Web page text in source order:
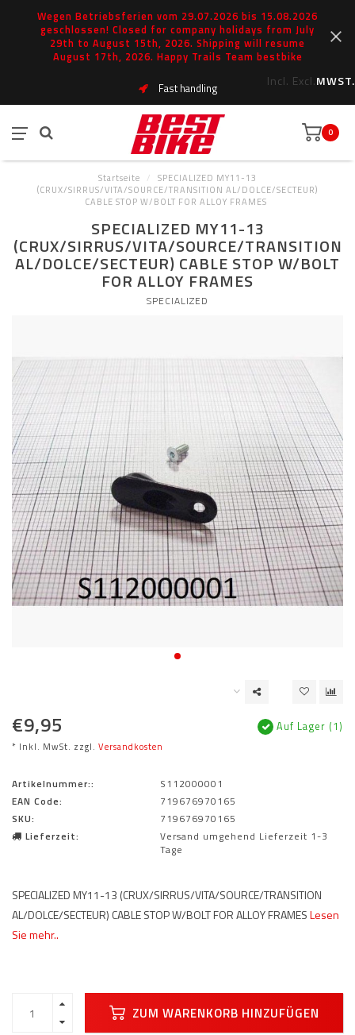
Wegen Betriebsferien vom 29.07.2026 bis 15.08.2026
geschlossen! Closed for company holidays from July
29th to August 15th, 2026. Shipping will resume
August 17th, 2026. Happy Trails Team bestbike
Incl. Excl.MWST.
Fast handling
0
Startseite /
SPECIALIZED MY11-13
(CRUX/SIRRUS/VITA/SOURCE/TRANSITION AL/DOLCE/SECTEUR)
CABLE STOP W/BOLT FOR ALLOY FRAMES
SPECIALIZED MY11-13
(CRUX/SIRRUS/VITA/SOURCE/TRANSITION
AL/DOLCE/SECTEUR) CABLE STOP W/BOLT
FOR ALLOY FRAMES
SPECIALIZED
€9,95
* Inkl. MwSt. zzgl. Versandkosten
Auf Lager (1)
Artikelnummer::
S112000001
EAN Code:
719676970165
SKU:
719676970165
Lieferzeit:
Versand umgehend Lieferzeit 1-3
Tage
SPECIALIZED MY11-13 (CRUX/SIRRUS/VITA/SOURCE/TRANSITION
AL/DOLCE/SECTEUR) CABLE STOP W/BOLT FOR ALLOY FRAMESLesen
Sie mehr..
ZUM WARENKORB HINZUFÜGEN